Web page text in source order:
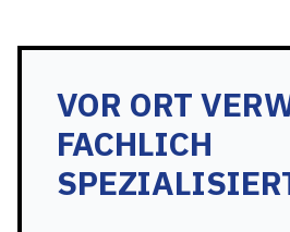
VOR ORT
FACHLICH